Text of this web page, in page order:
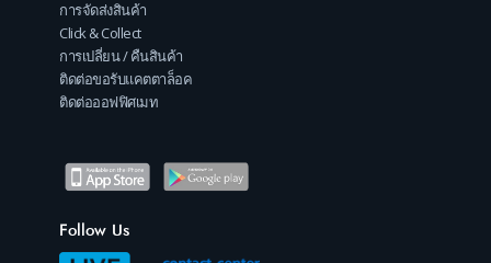
การจัดส่งสินค้า
Click & Collect
การเปลี่ยน / คืนสินค้า
ติดต่อขอรับแคตตาล็อค
ติดต่อออฟฟิศเมท
Follow Us